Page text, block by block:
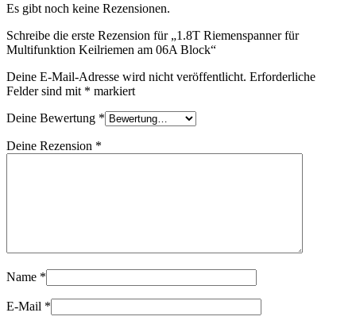
Es gibt noch keine Rezensionen.
Schreibe die erste Rezension für „1.8T Riemenspanner für
Multifunktion Keilriemen am 06A Block“
Deine E-Mail-Adresse wird nicht veröffentlicht. Erforderliche
Felder sind mit * markiert
Deine Bewertung *
Deine Rezension *
Name *
E-Mail *